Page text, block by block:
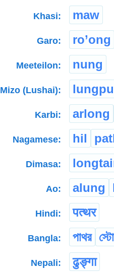
Khasi: maw
Garo: ro’ong
Meeteilon: nung
Mizo (Lushai):
Karbi: arlong
Nagamese: hil
Dimasa:
Ao: alung
Hindi: पत्थर
Bangla: পাথর
Nepali: ढुङ्गा